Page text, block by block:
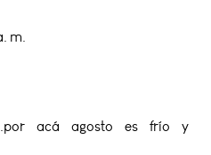
m.
acá agosto es frío y